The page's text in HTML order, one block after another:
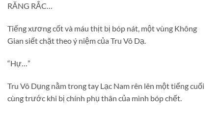
RĂNG RẮC…
Tiếng xương cốt và máu thịt bị bóp nát, một vùng Không
Gian siết chặt theo ý niệm của Tru Vô Dạ.
“Hự…”
Tru Vô Dụng nằm trong tay Lạc Nam rên lên một tiếng cuối
cùng trước khi bị chính phụ thân của mình bóp chết.